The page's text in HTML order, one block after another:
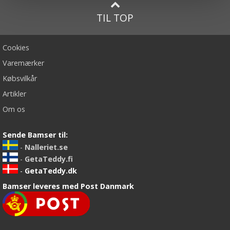
TIL TOP
Cookies
Varemærker
Købsvilkår
Artikler
Om os
Sende Bamser til:
- Nalleriet.se
- GetaTeddy.fi
- GetaTeddy.dk
Bamser leveres med Post Danmark